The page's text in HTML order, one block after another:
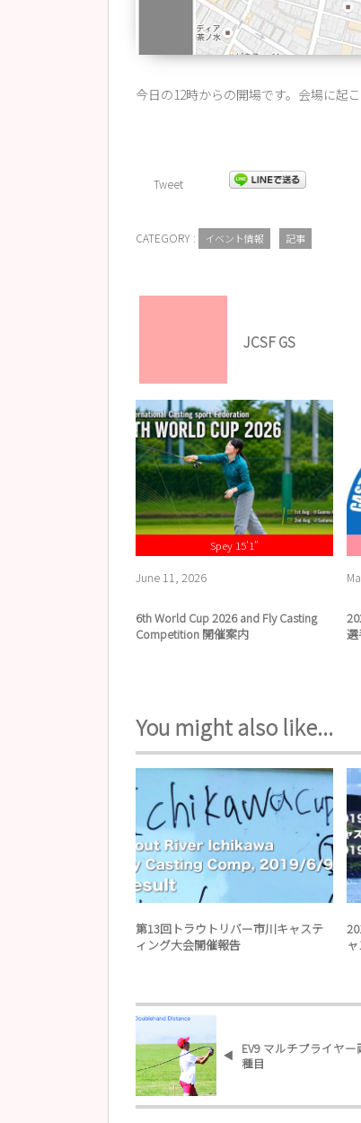
今日の12時からの開場です。会場に起
Tweet
CATEGORY : イベント情報 記事
JCSF GS
Spey 15'1"
June 11, 2026
6th World Cup 2026 and Fly Casting
Competition 開催案内
You might also like...
第13回トラウトリバー市川キャステ
ィング大会開催報告
EV9 マルチプライヤ
種目